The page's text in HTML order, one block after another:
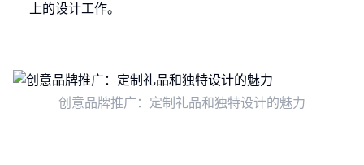
上的设计工作。
创意品牌推广：定制礼品和独特设计的魅力